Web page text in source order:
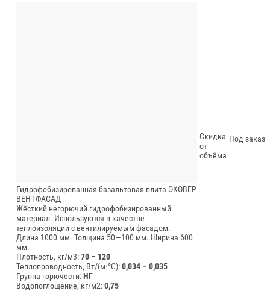
Гидрофобизированная базальтовая плита ЭКОВЕР
ВЕНТ-ФАСАД
Жёсткий негорючий гидрофобизированный
материал. Используются в качестве
теплоизоляции с вентилируемым фасадом.
Длина 1000 мм. Толщина 50—100 мм. Ширина 600
мм.
Плотность, кг/м3:70 – 120
Теплопроводность, Вт/(м⋅°С):0,034 – 0,035
Группа горючести:НГ
Водопоглощение, кг/м2:0,75
Скидка
от
объёма
Под заказ